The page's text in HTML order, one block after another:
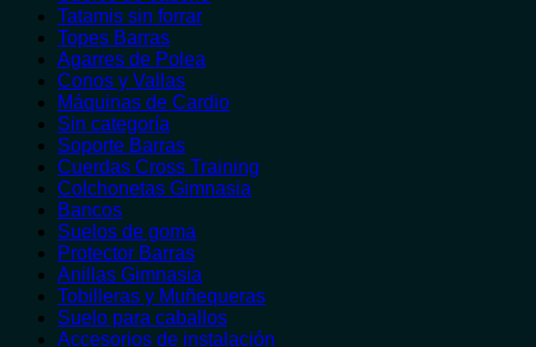
Tatamis sin forrar
Topes Barras
Agarres de Polea
Conos y Vallas
Máquinas de Cardio
Sin categoría
Soporte Barras
Cuerdas Cross Training
Colchonetas Gimnasia
Bancos
Suelos de goma
Protector Barras
Anillas Gimnasia
Tobilleras y Muñequeras
Suelo para caballos
Accesorios de instalación